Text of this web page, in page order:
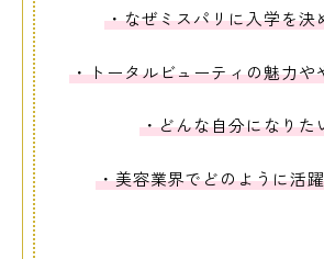
・なぜミスパリに入学を決
・トータルビューティの魅力や
・どんな自分になりた
・美容業界でどのように活